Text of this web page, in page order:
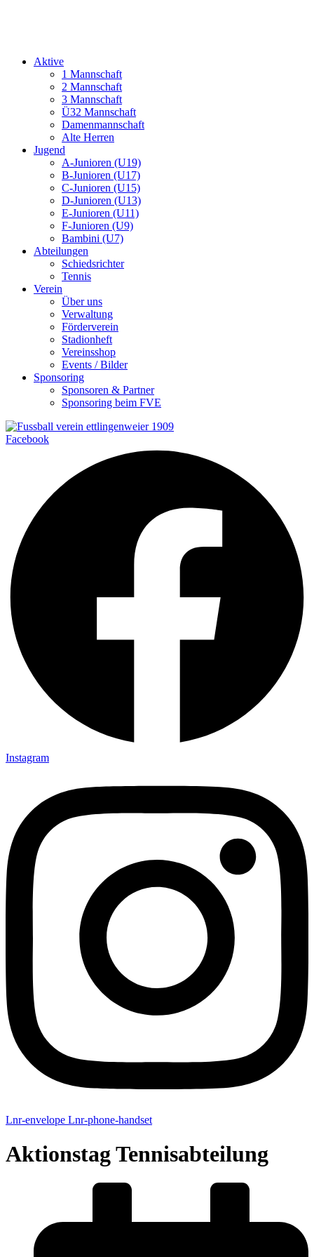
Aktive
1 Mannschaft
2 Mannschaft
3 Mannschaft
Ü32 Mannschaft
Damenmannschaft
Alte Herren
Jugend
A-Junioren (U19)
B-Junioren (U17)
C-Junioren (U15)
D-Junioren (U13)
E-Junioren (U11)
F-Junioren (U9)
Bambini (U7)
Abteilungen
Schiedsrichter
Tennis
Verein
Über uns
Verwaltung
Förderverein
Stadionheft
Vereinsshop
Events / Bilder
Sponsoring
Sponsoren & Partner
Sponsoring beim FVE
Facebook
Instagram
Lnr-envelope Lnr-phone-handset
Aktionstag Tennisabteilung